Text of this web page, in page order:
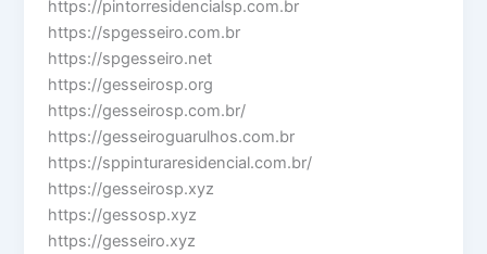
https://pintorresidencialsp.com.br
https://spgesseiro.com.br
https://spgesseiro.net
https://gesseirosp.org
https://gesseirosp.com.br/
https://gesseiroguarulhos.com.br
https://sppinturaresidencial.com.br/
https://gesseirosp.xyz
https://gessosp.xyz
https://gesseiro.xyz